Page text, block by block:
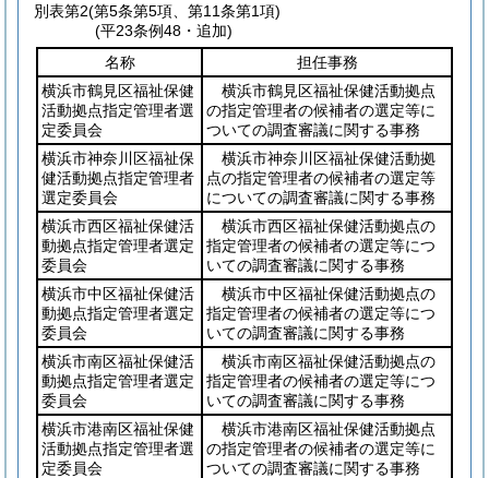
別表第2(第5条第5項、第11条第1項)
(平23条例48・追加)
名称
担任事務
横浜市鶴見区福祉保健
活動拠点指定管理者選
定委員会
横浜市鶴見区福祉保健活動拠点
の指定管理者の候補者の選定等に
ついての調査審議に関する事務
横浜市神奈川区福祉保
健活動拠点指定管理者
選定委員会
横浜市神奈川区福祉保健活動拠
点の指定管理者の候補者の選定等
についての調査審議に関する事務
横浜市西区福祉保健活
動拠点指定管理者選定
委員会
横浜市西区福祉保健活動拠点の
指定管理者の候補者の選定等につ
いての調査審議に関する事務
横浜市中区福祉保健活
動拠点指定管理者選定
委員会
横浜市中区福祉保健活動拠点の
指定管理者の候補者の選定等につ
いての調査審議に関する事務
横浜市南区福祉保健活
動拠点指定管理者選定
委員会
横浜市南区福祉保健活動拠点の
指定管理者の候補者の選定等につ
いての調査審議に関する事務
横浜市港南区福祉保健
活動拠点指定管理者選
定委員会
横浜市港南区福祉保健活動拠点
の指定管理者の候補者の選定等に
ついての調査審議に関する事務